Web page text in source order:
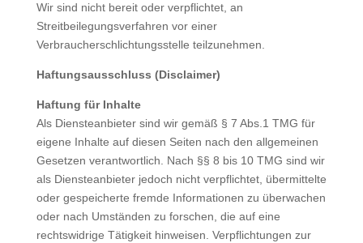
Wir sind nicht bereit oder verpflichtet, an
Streitbeilegungsverfahren vor einer
Verbraucherschlichtungsstelle teilzunehmen.
Haftungsausschluss (Disclaimer)
Haftung für Inhalte
Als Diensteanbieter sind wir gemäß § 7 Abs.1 TMG für
eigene Inhalte auf diesen Seiten nach den allgemeinen
Gesetzen verantwortlich. Nach §§ 8 bis 10 TMG sind wir
als Diensteanbieter jedoch nicht verpflichtet, übermittelte
oder gespeicherte fremde Informationen zu überwachen
oder nach Umständen zu forschen, die auf eine
rechtswidrige Tätigkeit hinweisen. Verpflichtungen zur